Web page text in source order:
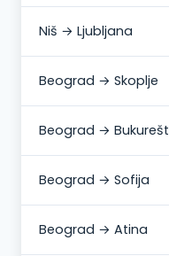
Niš → Ljubljana
Beograd → Skoplje
Beograd → Bukurešt
Beograd → Sofija
Beograd → Atina